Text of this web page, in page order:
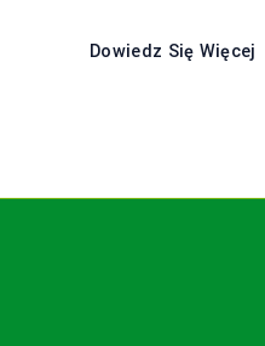
Dowiedz Się Więcej